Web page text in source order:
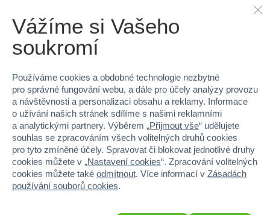
Značka
Řada LEGO® Editions
Kolekce FIFA
Věk od 12
Pohlaví KLUK
Vážíme si Vašeho
soukromí
Používáme cookies a obdobné technologie nezbytné
pro správné fungování webu, a dále pro účely analýzy provozu
a návštěvnosti a personalizaci obsahu a reklamy. Informace
o užívání našich stránek sdílíme s našimi reklamními
a analytickými partnery. Výběrem „Přijmout vše“ udělujete
souhlas se zpracováním všech volitelných druhů cookies
pro tyto zmíněné účely. Spravovat či blokovat jednotlivé druhy
cookies můžete v „Nastavení cookies“. Zpracování volitelných
cookies můžete také odmítnout. Více informací v Zásadách
používání souborů cookies.